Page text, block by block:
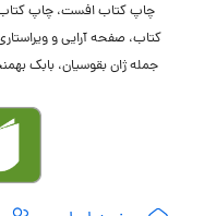
چاپ کتاب افست، چاپ کتاب
کتاب، صفحه آرایی و
جمله ژان بقوسیان، بابک